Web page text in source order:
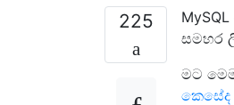
225
සමහර
මට